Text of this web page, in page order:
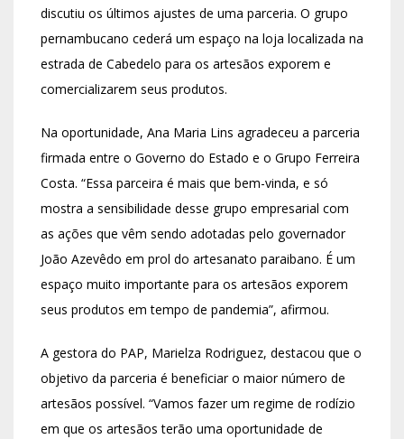
discutiu os últimos ajustes de uma parceria. O grupo
pernambucano cederá um espaço na loja localizada na
estrada de Cabedelo para os artesãos exporem e
comercializarem seus produtos.
Na oportunidade, Ana Maria Lins agradeceu a parceria
firmada entre o Governo do Estado e o Grupo Ferreira
Costa. “Essa parceira é mais que bem-vinda, e só
mostra a sensibilidade desse grupo empresarial com
as ações que vêm sendo adotadas pelo governador
João Azevêdo em prol do artesanato paraibano. É um
espaço muito importante para os artesãos exporem
seus produtos em tempo de pandemia”, afirmou.
A gestora do PAP, Marielza Rodriguez, destacou que o
objetivo da parceria é beneficiar o maior número de
artesãos possível. “Vamos fazer um regime de rodízio
em que os artesãos terão uma oportunidade de